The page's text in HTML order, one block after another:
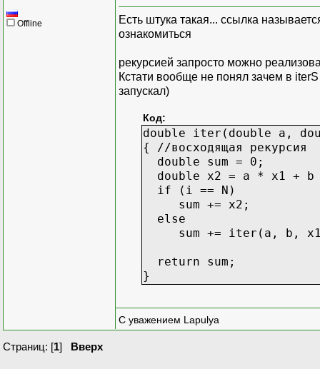
iterX(a,b,x0,x1,n,2,&x);
Sum=0;
Sum+=x0+x1;
Offline
Есть штука такая... ссылка
ознакомиться
рекурсией запросто можно
Кстати вообще не понял зачем в
запускал)
Код:
double iter(double a,
{ //восходящая рекурсия
double sum = 0;
double x2 = a * x1 +
if (i == N)
sum += x2;
else
sum += iter(a, b,
return sum;
}
С уважением Lapulya
Страниц: [1] Вверх